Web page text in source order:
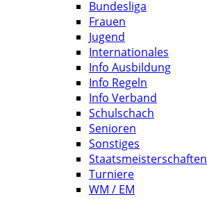
Bundesliga
Frauen
Jugend
Internationales
Info Ausbildung
Info Regeln
Info Verband
Schulschach
Senioren
Sonstiges
Staatsmeisterschaften
Turniere
WM / EM